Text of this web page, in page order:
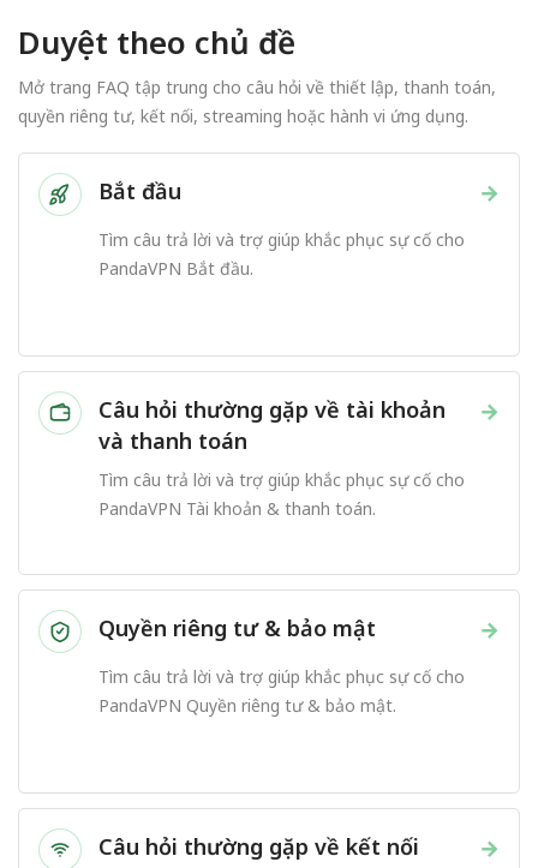
Duyệt theo chủ đề
Mở trang FAQ tập trung cho câu hỏi về thiết lập, thanh toán,
quyền riêng tư, kết nối, streaming hoặc hành vi ứng dụng.
→
Bắt đầu
Tìm câu trả lời và trợ giúp khắc phục sự cố cho
PandaVPN Bắt đầu.
→
Câu hỏi thường gặp về tài khoản
và thanh toán
Tìm câu trả lời và trợ giúp khắc phục sự cố cho
PandaVPN Tài khoản & thanh toán.
→
Quyền riêng tư & bảo mật
Tìm câu trả lời và trợ giúp khắc phục sự cố cho
PandaVPN Quyền riêng tư & bảo mật.
→
Câu hỏi thường gặp về kết nối